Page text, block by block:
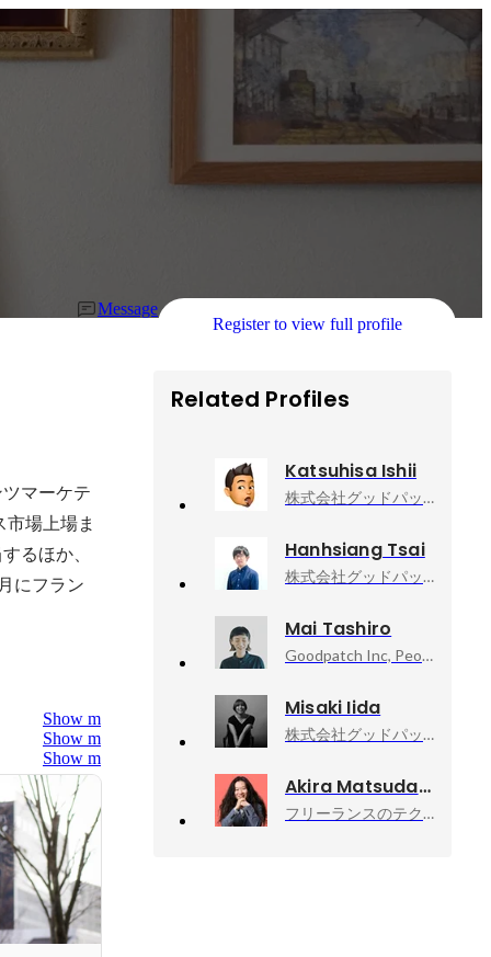
Message
Register to view full profile
マーケテ
場上場ま
るほか、
にフラン
Show more
Show more
Show more
Related Profiles
Katsuhisa Ishii
株式会社グッドパッチ, 執行役員
Hanhsiang Tsai
株式会社グッドパッチ, Design Manager / UI Designer
Mai Tashiro
Goodpatch Inc, People Empowerment Office
Misaki Iida
株式会社グッドパッチ, 事業開発室／ReDesignerグループマネージャー
Akira Matsuda
フリーランスのテクニカルアドバイザー業, 技術顧問